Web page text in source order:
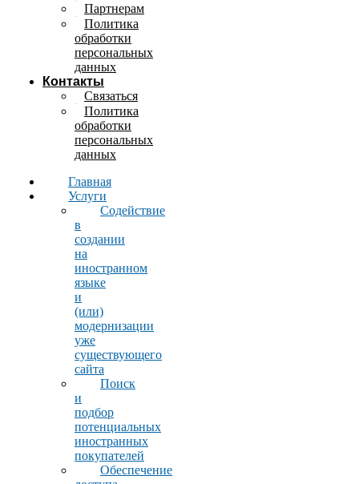
Партнерам
Политика
обработки
персональных
данных
Контакты
Связаться
Политика
обработки
персональных
данных
Главная
Услуги
Содействие
в
создании
на
иностранном
языке
и
(или)
модернизации
уже
существующего
сайта
Поиск
и
подбор
потенциальных
иностранных
покупателей
Обеспечение